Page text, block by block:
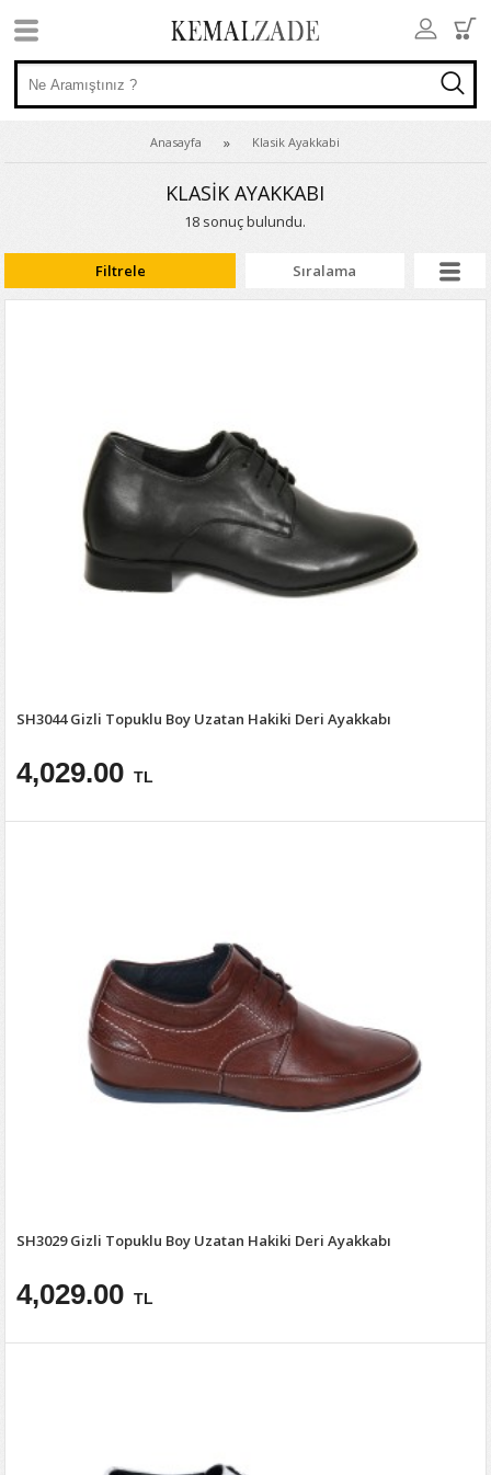
Anasayfa Klasik Ayakkabi
KLASİK AYAKKABI
18 sonuç bulundu.
Filtrele Sıralama
SH3044 Gizli Topuklu Boy Uzatan Hakiki Deri Ayakkabı
4,029.00 TL
SH3029 Gizli Topuklu Boy Uzatan Hakiki Deri Ayakkabı
4,029.00 TL